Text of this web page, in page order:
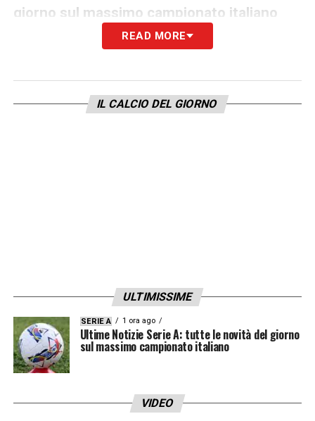
giorno sul massimo campionato italiano
FABRIZIO ROMANO– «Dopo Mkhitaryan,
l’olandese a decidere tra diverse proposte
già ricevute anche all’estero. Inter ora in
READ MORE
IL CALCIO DEL GIORNO
ULTIMISSIME
SERIE A 1 ora ago
Ultime Notizie Serie A: tutte le novità del giorno
sul massimo campionato italiano
VIDEO